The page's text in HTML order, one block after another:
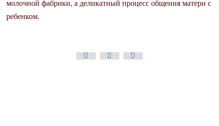
молочной фабрики, а деликатный процесс общения матери с
ребенком.